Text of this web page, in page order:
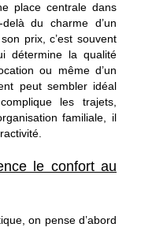
place centrale dans
du charme d’un
prix, c’est souvent
détermine la qualité
ou même d’un
peut sembler idéal
les trajets,
familiale, il
le confort au
on pense d’abord